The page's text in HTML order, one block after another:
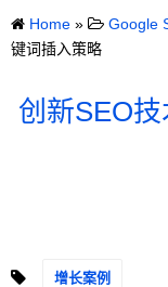
Home » Google
键词插入策略
创新SEO
增长案例